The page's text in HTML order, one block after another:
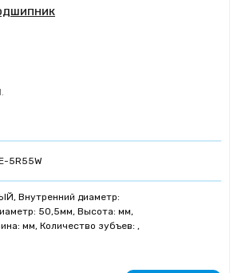
5R55W
Внутренний диаметр:
50,5мм, Высота: мм,
мм, Количество зубъев: ,